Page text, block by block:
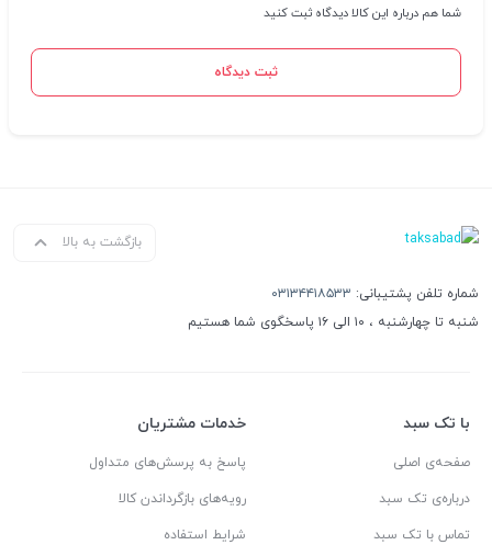
شما هم درباره این کالا دیدگاه ثبت کنید
ثبت دیدگاه
بازگشت به بالا
شماره تلفن پشتیبانی: ۰۳۱۳۴۴۱۸۵۳۳
شنبه تا چهارشنبه ، ۱۰ الی ۱۶ پاسخگوی شما هستیم
با تک سبد
صفحه‌ی اصلی
درباره‌ی تک سبد
تماس با تک سبد
خدمات مشتریان
پاسخ به پرسش‌های متداول
رویه‌های بازگرداندن کالا
شرایط استفاده